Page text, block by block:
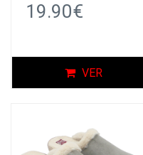
19.90€
VER